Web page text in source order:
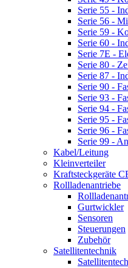
Serie 55 -
Serie 56 -
Serie 59 -
Serie 60 -
Serie 7E -
Serie 80 -
Serie 87 -
Serie 90 -
Serie 93 -
Serie 94 -
Serie 95 -
Serie 96 -
Serie 99 -
Kabel/Leitung
Kleinverteiler
Kraftsteckgeräte
Rollladenantriebe
Gurtwickler
Sensoren
Steuerungen
Zubehör
Satellitentechnik